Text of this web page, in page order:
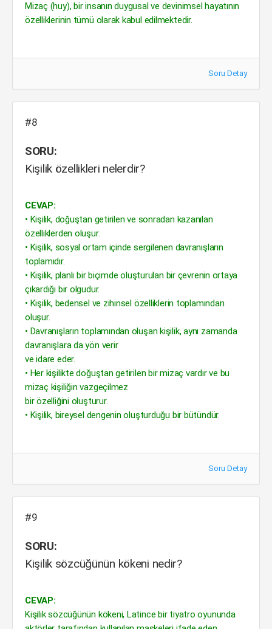
Mizaç (huy), bir insanın duygusal ve devinimsel hayatının
özelliklerinin tümü olarak kabul edilmektedir.
Soru Detay
#8
SORU:
Kişilik özellikleri nelerdir?
CEVAP:
• Kişilik, doğuştan getirilen ve sonradan kazanılan
özelliklerden oluşur.
• Kişilik, sosyal ortam içinde sergilenen davranışların
toplamıdır.
• Kişilik, planlı bir biçimde oluşturulan bir çevrenin ortaya
çıkardığı bir olgudur.
• Kişilik, bedensel ve zihinsel özelliklerin toplamından
oluşur.
• Davranışların toplamından oluşan kişilik, aynı zamanda
davranışlara da yön verir
ve idare eder.
• Her kişilikte doğuştan getirilen bir mizaç vardır ve bu
mizaç kişiliğin vazgeçilmez
bir özelliğini oluşturur.
• Kişilik, bireysel dengenin oluşturduğu bir bütündür.
Soru Detay
#9
SORU:
Kişilik sözcüğünün kökeni nedir?
CEVAP:
Kişilik sözcüğünün kökeni, Latince bir tiyatro oyununda